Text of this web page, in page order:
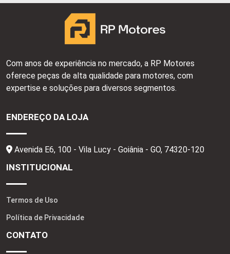
Com anos de experiência no mercado, a RP Motores
oferece peças de alta qualidade para motores, com
expertise e soluções para diversos segmentos.
ENDEREÇO DA LOJA
Avenida E6, 100 - Vila Lucy - Goiânia - GO, 74320-120
INSTITUCIONAL
Termos de Uso
Política de Privacidade
CONTATO